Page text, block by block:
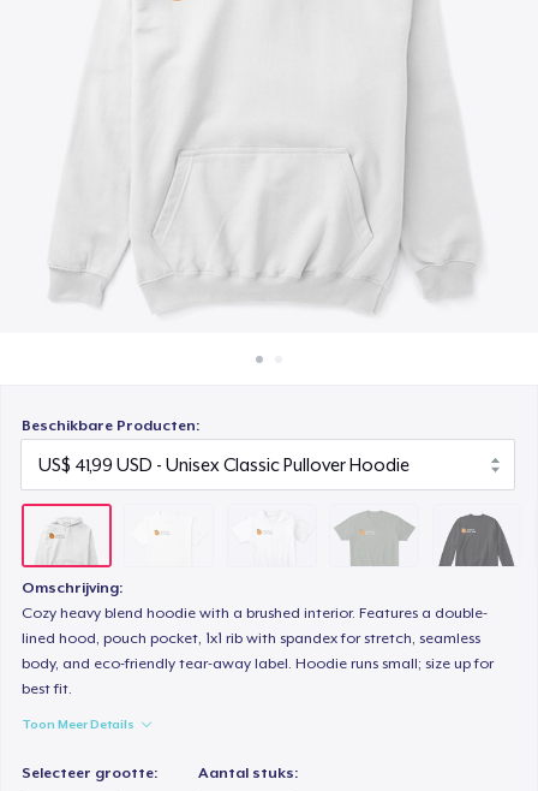
Beschikbare Producten:
Omschrijving:
Cozy heavy blend hoodie with a brushed interior. Features a double-
lined hood, pouch pocket, 1x1 rib with spandex for stretch, seamless
body, and eco-friendly tear-away label. Hoodie runs small; size up for
best fit.
Toon Meer Details
Selecteer grootte: Aantal stuks:
US$ 25,99
Unisex Classic Crewneck Sweatshirt
US$ 36,99
Women's Comfort Tee
US$ 22,99
Premium Tank Top
US$ 28,99
Next Level 3600 | Premium Ring-Spun Cotton T-Shirt